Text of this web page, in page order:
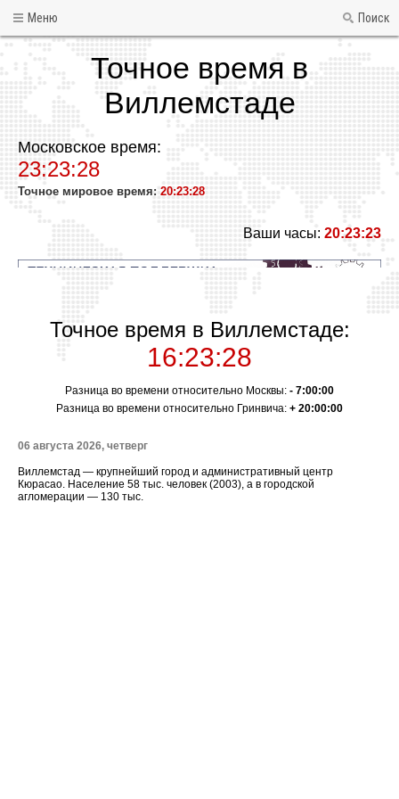
Меню Поиск
Точное время в
Виллемстаде
Московское время:
23:23:28
Точное мировое время: 20:23:28
Ваши часы: 20:23:23
Точное время в Виллемстаде:
16:23:28
Разница во времени относительно Москвы: - 7:00:00
Разница во времени относительно Гринвича: + 20:00:00
06 августа 2026, четверг
Виллемстад — крупнейший город и административный центр
Кюрасао. Население 58 тыс. человек (2003), а в городской
агломерации — 130 тыс.